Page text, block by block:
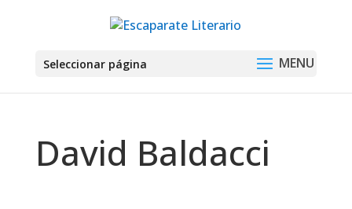
Seleccionar página
David Baldacci